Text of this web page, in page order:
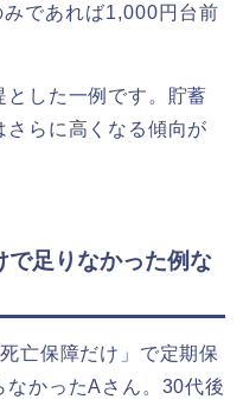
であれば1,000円台前
とした一例です。貯蓄
らに高くなる傾向が
で足りなかった例な
亡保障だけ」で定期保
なかったAさん。30代後